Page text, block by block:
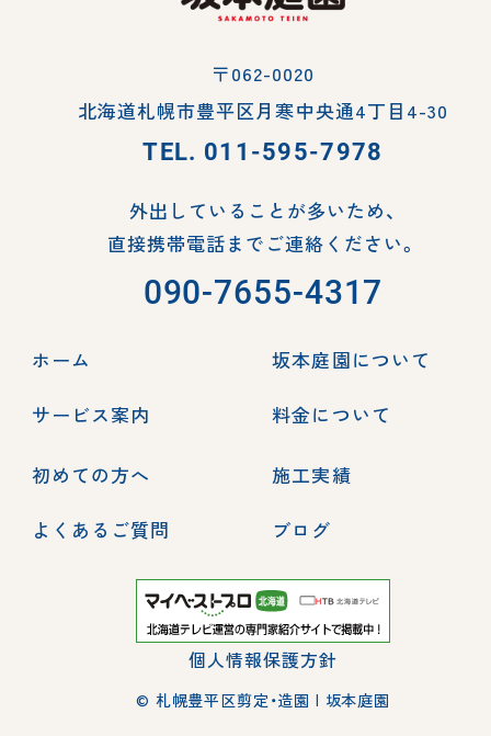
〒062-0020
北海道札幌市豊平区月寒中央通4丁目4-30
TEL. 011-595-7978
外出していることが多いため、
直接携帯電話までご連絡ください。
090-7655-4317
ホーム
坂本庭園について
サービス案内
料金について
初めての方へ
施工実績
よくあるご質問
ブログ
個人情報保護方針
© 札幌豊平区剪定・造園 | 坂本庭園